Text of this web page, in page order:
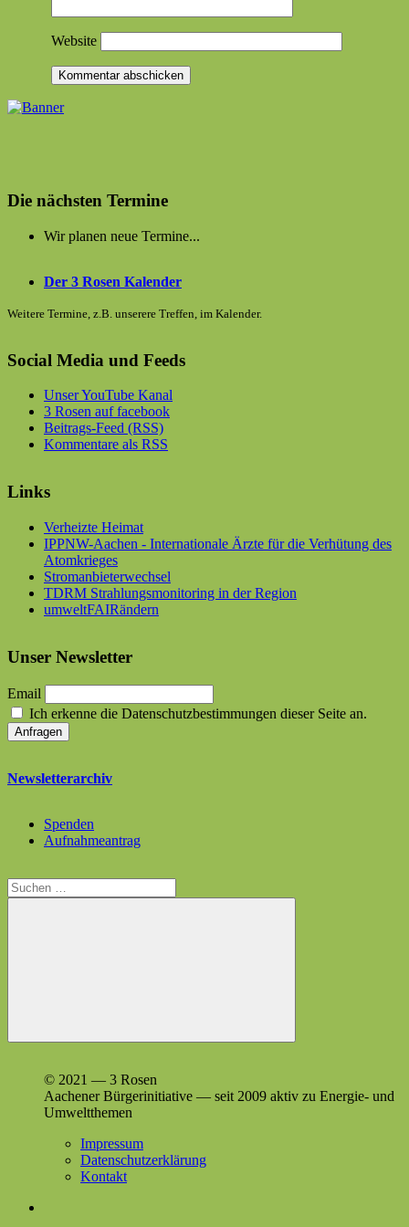
Website
Die nächsten Termine
Wir planen neue Termine...
Der 3 Rosen Kalender
Weitere Termine, z.B. unserere Treffen, im Kalender.
Social Media und Feeds
Unser YouTube Kanal
3 Rosen auf facebook
Beitrags-Feed (RSS)
Kommentare als RSS
Links
Verheizte Heimat
IPPNW-Aachen - Internationale Ärzte für die Verhütung des
Atomkrieges
Stromanbieterwechsel
TDRM Strahlungsmonitoring in der Region
umweltFAIRändern
Unser Newsletter
Email
Ich erkenne die Datenschutzbestimmungen dieser Seite an.
Newsletterarchiv
Spenden
Aufnahmeantrag
Suchen
nach:
Suchen
© 2021 — 3 Rosen
Aach­en­er Bürg­erini­tia­tive — seit 2009 aktiv zu Energie- und
Umweltthemen
Impressum
Datenschutzerklärung
Kontakt